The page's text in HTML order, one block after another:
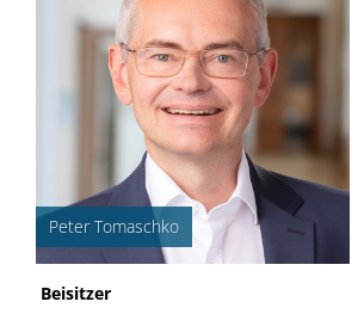
Peter Tomaschko
Beisitzer